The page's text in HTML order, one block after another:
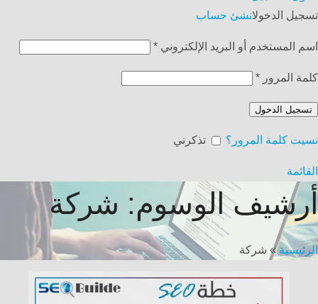
تسجيل الدخولانشئ حساب
اسم المستخدم أو البريد الإلكتروني *
كلمة المرور *
تسجيل الدخول
نسيت كلمة المرور؟ تذكرني
القائمة
أرشيف الوسوم: شركة
الرئيسية» شركة